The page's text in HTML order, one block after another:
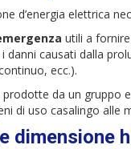
d’energia elettrica
utili a
danni causati dalla
ecc.).
da un gruppo
di uso casalingo alle
dimensione